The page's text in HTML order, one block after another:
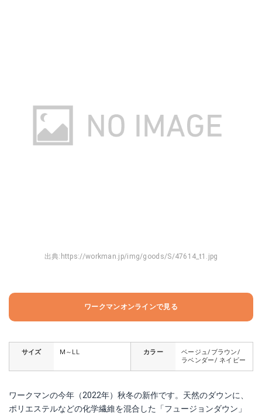
出典: https://workman.jp/img/goods/S/47614_t1.jpg
ワークマンオンラインで見る
サイズ M～LL カラー
ベージュ/ブラウン/
ラベンダー/ ネイビー
ワークマンの今年（2022年）秋冬の新作です。天然のダウンに、
ポリエステルなどの化学繊維を混合した「フュージョンダウン」